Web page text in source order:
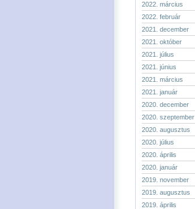
2022. március
2022. február
2021. december
2021. október
2021. július
2021. június
2021. március
2021. január
2020. december
2020. szeptember
2020. augusztus
2020. július
2020. április
2020. január
2019. november
2019. augusztus
2019. április